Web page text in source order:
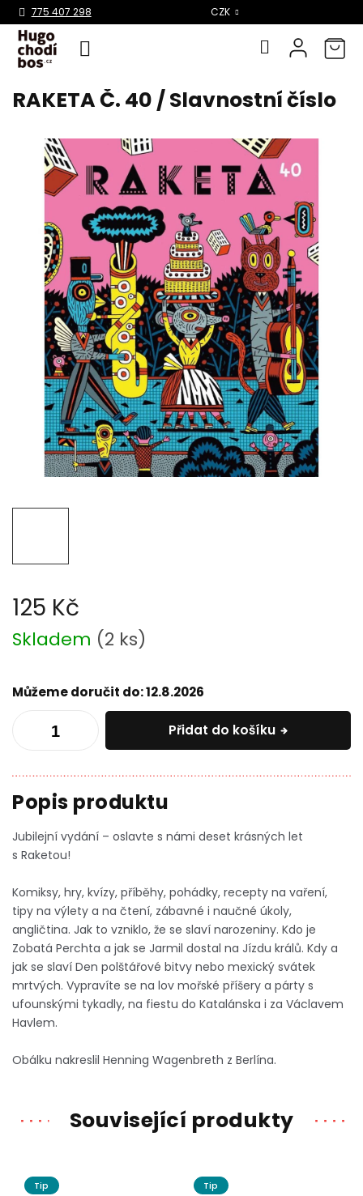
Přejít
775 407 298 CZK
RAKETA Č. 40 / Slavnostní číslo
125 Kč
Měrná
cena:
Skladem (2 ks)
Můžeme doručit do:12.8.2026
Přidat do košíku
Jubilejní vydání – oslavte s námi deset krásných let
s Raketou!
Komiksy, hry, kvízy, příběhy, pohádky, recepty na vaření,
tipy na výlety a na čtení, zábavné i naučné úkoly,
angličtina. Jak to vzniklo, že se slaví narozeniny. Kdo je
Zobatá Perchta a jak se Jarmil dostal na Jízdu králů. Kdy a
jak se slaví Den polštářové bitvy nebo mexický svátek
mrtvých. Vypravíte se na lov mořské příšery a párty s
ufounskými tykadly, na fiestu do Katalánska i za Václavem
Havlem.
Obálku nakreslil Henning Wagenbreth z Berlína.
Související produkty
Tip Tip